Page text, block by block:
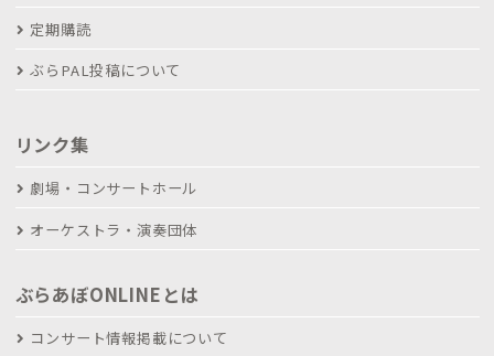
定期購読
ぶらPAL投稿について
リンク集
劇場・コンサートホール
オーケストラ・演奏団体
ぶらあぼONLINEとは
コンサート情報掲載について